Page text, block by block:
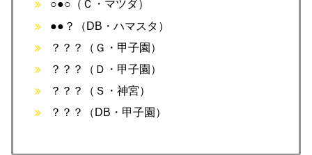
○●○（Ｃ・マツダ）
●●？（DB・ハマスタ）
？？？（Ｇ・甲子園）
？？？（Ｄ・甲子園）
？？？（Ｓ・神宮）
？？？（DB・甲子園）